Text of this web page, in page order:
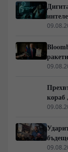
кораб
режим